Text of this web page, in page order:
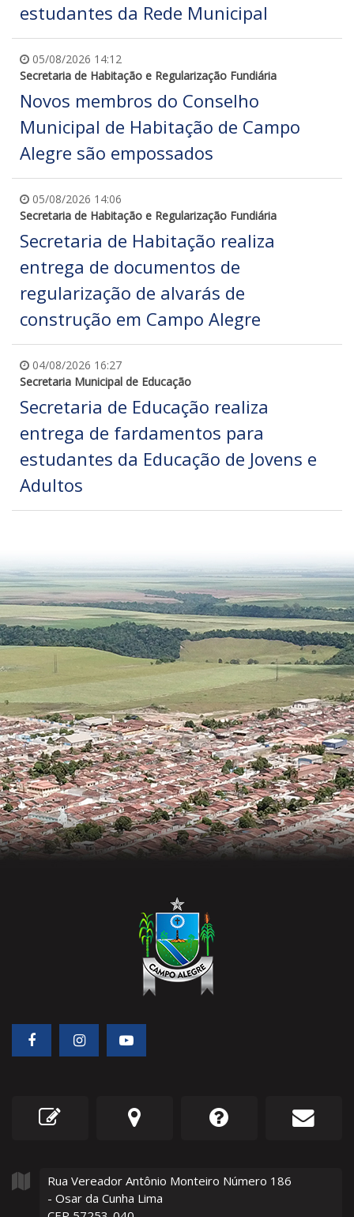
estudantes da Rede Municipal
05/08/2026 14:12
Secretaria de Habitação e Regularização Fundiária
Novos membros do Conselho
Municipal de Habitação de Campo
Alegre são empossados
05/08/2026 14:06
Secretaria de Habitação e Regularização Fundiária
Secretaria de Habitação realiza
entrega de documentos de
regularização de alvarás de
construção em Campo Alegre
04/08/2026 16:27
Secretaria Municipal de Educação
Secretaria de Educação realiza
entrega de fardamentos para
estudantes da Educação de Jovens e
Adultos
Rua Vereador Antônio Monteiro Número 186
- Osar da Cunha Lima